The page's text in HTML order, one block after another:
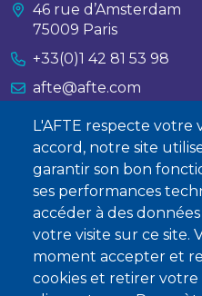
L'AFTE respecte votre
accord, notre site
garantir son bon
ses performances
accéder à des
votre visite sur ce site.
moment accepter et
cookies et retirer
46 rue d’Amsterdam
75009 Paris
+33(0)1 42 81 53 98
afte@afte.com
Nous contacter
À propos
Qui sommes-nous ?
Devenir membre